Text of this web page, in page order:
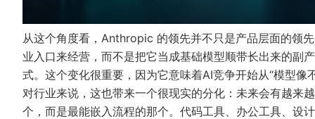
从这个角度看，Anthropic 的领先并不只是产品层面的领
业入口来经营，而不是把它当成基础模型顺带长出来的副
式。这个变化很重要，因为它意味着AI竞争开始从“模型像
对行业来说，这也带来一个很现实的分化：未来会有越来
个，而是最能嵌入流程的那个。代码工具、办公工具、设